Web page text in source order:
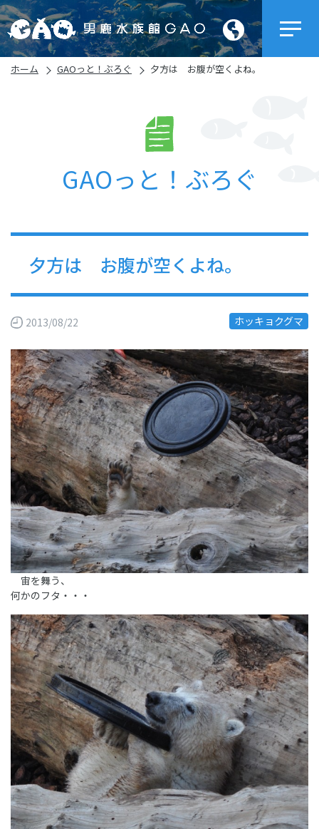
ホーム GAOっと！ぶろぐ 夕方は お腹が空くよね。
GAOっと！ぶろぐ
夕方は お腹が空くよね。
2013/08/22 ホッキョクグマ
宙を舞う、
何かのフタ・・・